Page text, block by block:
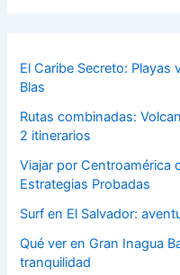
El Caribe Secreto: Playas
Blas
Rutas combinadas:
2 itinerarios
Viajar por Centroamérica
Estrategias Probadas
Surf en El Salvador:
Qué ver en Gran Inagua
tranquilidad